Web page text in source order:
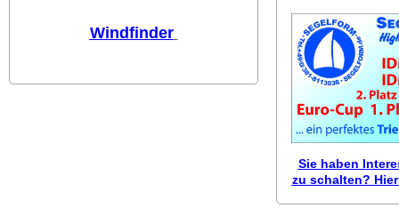
Windfinder
Sie haben
zu schalten?